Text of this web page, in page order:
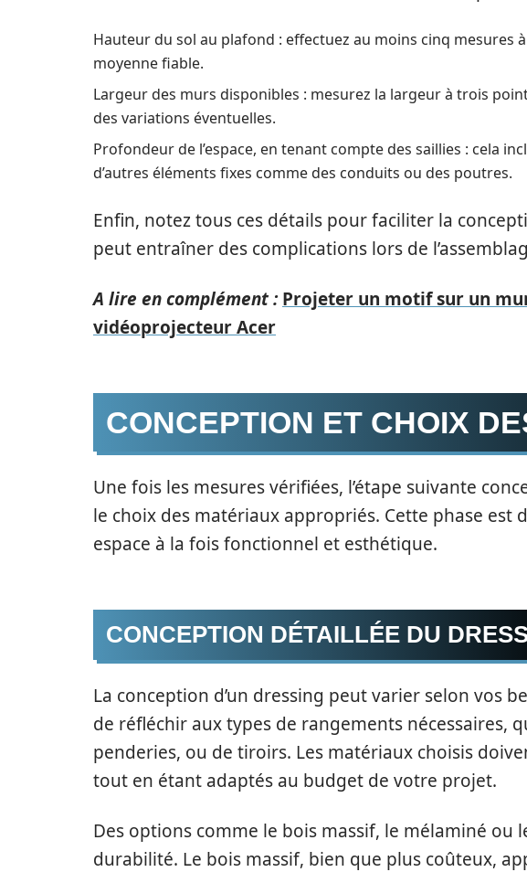
Hauteur du sol au plafond : effectuez au moins cinq
moyenne fiable.
Largeur des murs disponibles : mesurez la largeur à trois
des variations éventuelles.
Profondeur de l’espace, en tenant compte des saillies : cela
d’autres éléments fixes comme des conduits ou des poutres.
Enfin, notez tous ces détails pour faciliter la
peut entraîner des complications lors de
A lire en complément : Projeter un motif sur un
vidéoprojecteur Acer
CONCEPTION ET CHOIX
Une fois les mesures vérifiées, l’étape suivante
le choix des matériaux appropriés. Cette phase
espace à la fois fonctionnel et esthétique.
CONCEPTION DÉTAILLÉE DU
La conception d’un dressing peut varier selon vos
de réfléchir aux types de rangements nécessaires,
penderies, ou de tiroirs. Les matériaux choisis
tout en étant adaptés au budget de votre projet.
Des options comme le bois massif, le mélaminé ou
durabilité. Le bois massif, bien que plus coûteux,